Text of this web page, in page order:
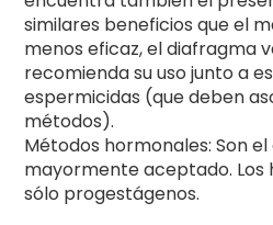
similares beneficios que el
menos eficaz, el diafragma
recomienda su uso junto a
espermicidas (que deben
métodos).
Métodos hormonales: Son
mayormente aceptado. Los
sólo progestágenos.